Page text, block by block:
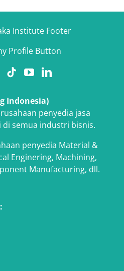
penyedia jasa
semua industri bisnis.
Enginering, Machining,
Manufacturing, dll.